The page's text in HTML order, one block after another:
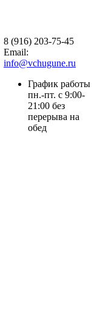
8 (916) 203-75-45
Email:
info@vchugune.ru
График работы
пн.-пт. с 9:00-
21:00 без
перерыва на
обед